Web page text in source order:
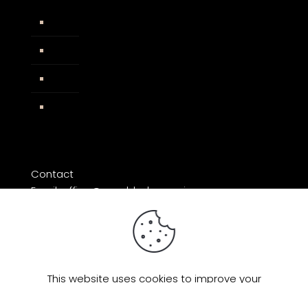
Contact
Email: office@razorblade-music.com
This website uses cookies to improve your